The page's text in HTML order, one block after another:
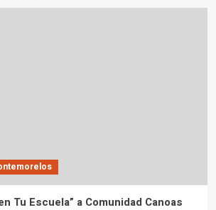
Tu Escuela” a Comunidad Canoas